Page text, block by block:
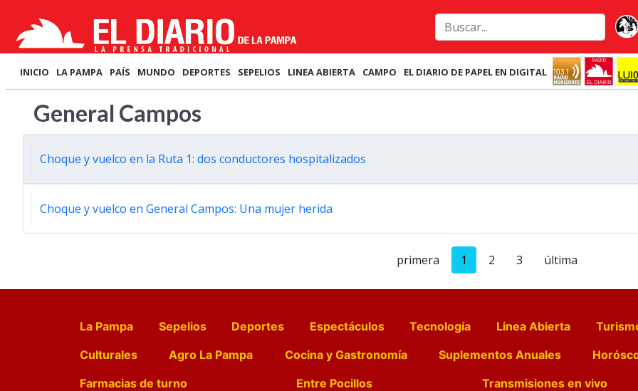
INICIO LA PAMPA PAÍS MUNDO DEPORTES SEPELIOS LINEA ABIERTA CAMPO EL DIARIO DE PAPEL EN DIGITAL
General Campos
Choque y vuelco en la Ruta 1: dos conductores hospitalizados
Choque y vuelco en General Campos: Una mujer herida
primera 1 2 3 última
La Pampa Sepelios Deportes Espectáculos Tecnología Linea Abierta
Culturales
Agro La Pampa Cocina y Gastronomía Suplementos Anuales
Farmacias de turno
Entre Pocillos Transmisiones en vivo